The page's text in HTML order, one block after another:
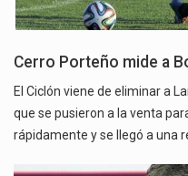
Cerro Porteño mide a
El Ciclón viene de eliminar a
que se pusieron a la venta
rápidamente y se llegó a una